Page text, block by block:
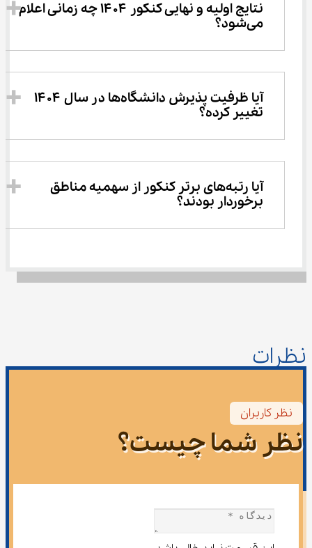
نتایج اولیه و نهایی کنکور ۱۴۰۴ چه زمانی اعلام
می‌شود؟
تغییر کرده؟
آیا رتبه‌های برتر کنکور از سهمیه مناطق
برخوردار بودند؟
نظرات
نظر کاربران
نظر شما چیست؟